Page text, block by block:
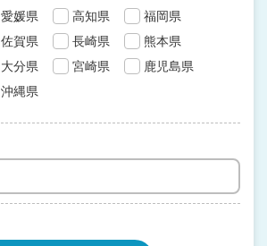
愛媛県
高知県
福岡県
佐賀県
長崎県
熊本県
大分県
宮崎県
鹿児島県
沖縄県